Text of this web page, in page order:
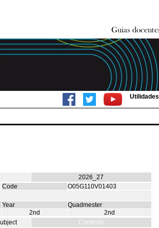
Utilidades
2026_27
Code
O05G110V01403
Year
Quadmester
2nd
2nd
Contents